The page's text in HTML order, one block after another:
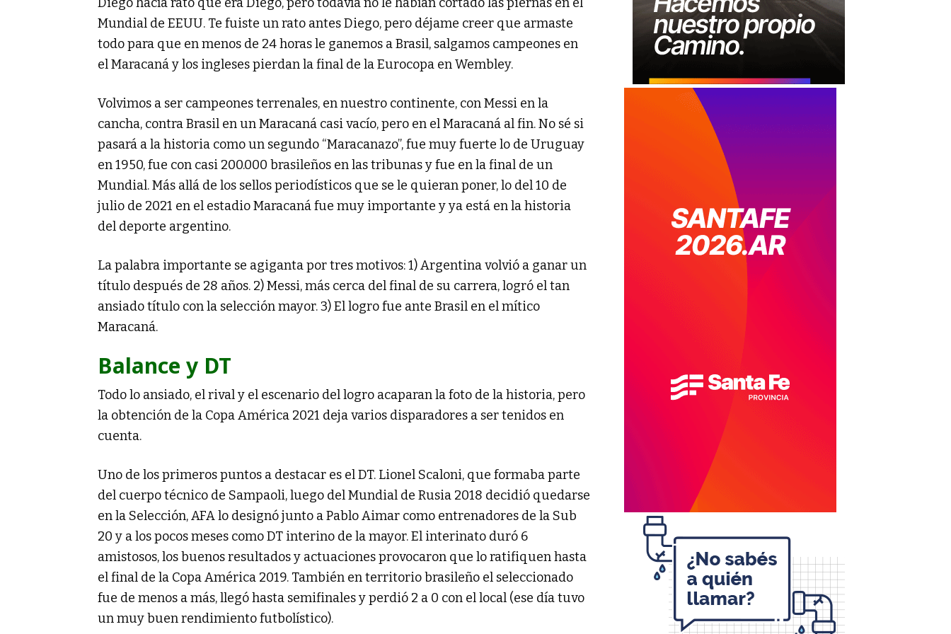
Mundial de EEUU. Te fuiste un rato antes Diego, pero déjame creer que armaste
todo para que en menos de 24 horas le ganemos a Brasil, salgamos campeones en
el Maracaná y los ingleses pierdan la final de la Eurocopa en Wembley.
Volvimos a ser campeones terrenales, en nuestro continente, con Messi en la
cancha, contra Brasil en un Maracaná casi vacío, pero en el Maracaná al fin. No sé si
pasará a la historia como un segundo “Maracanazo”, fue muy fuerte lo de Uruguay
en 1950, fue con casi 200.000 brasileños en las tribunas y fue en la final de un
Mundial. Más allá de los sellos periodísticos que se le quieran poner, lo del 10 de
julio de 2021 en el estadio Maracaná fue muy importante y ya está en la historia
del deporte argentino.
La palabra importante se agiganta por tres motivos: 1) Argentina volvió a ganar un
título después de 28 años. 2) Messi, más cerca del final de su carrera, logró el tan
ansiado título con la selección mayor. 3) El logro fue ante Brasil en el mítico
Maracaná.
Balance y DT
Todo lo ansiado, el rival y el escenario del logro acaparan la foto de la historia, pero
la obtención de la Copa América 2021 deja varios disparadores a ser tenidos en
cuenta.
Uno de los primeros puntos a destacar es el DT. Lionel Scaloni, que formaba parte
del cuerpo técnico de Sampaoli, luego del Mundial de Rusia 2018 decidió quedarse
en la Selección, AFA lo designó junto a Pablo Aimar como entrenadores de la Sub
20 y a los pocos meses como DT interino de la mayor. El interinato duró 6
amistosos, los buenos resultados y actuaciones provocaron que lo ratifiquen hasta
el final de la Copa América 2019. También en territorio brasileño el seleccionado
fue de menos a más, llegó hasta semifinales y perdió 2 a 0 con el local (ese día tuvo
un muy buen rendimiento futbolístico).